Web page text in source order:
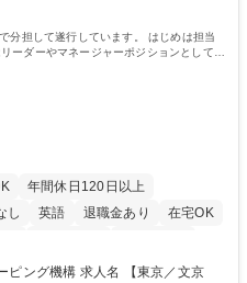
分担して遂行しています。 はじめは担当
ーダーやマネージャーポジションとして活
年間休日120日以上
し 英語 退職金あり
在宅OK
名 【東京／文京